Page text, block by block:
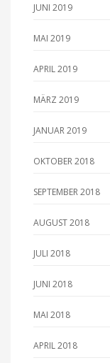
JUNI 2019
MAI 2019
APRIL 2019
MÄRZ 2019
JANUAR 2019
OKTOBER 2018
SEPTEMBER 2018
AUGUST 2018
JULI 2018
JUNI 2018
MAI 2018
APRIL 2018